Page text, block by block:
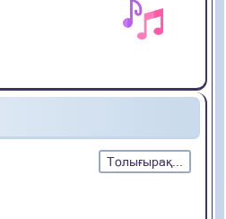
Толығырақ...